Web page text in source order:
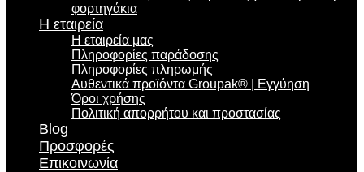
φορτηγάκια
Η εταιρεία
Η εταιρεία μας
Πληροφορίες παράδοσης
Πληροφορίες πληρωμής
Αυθεντικά προϊόντα Groupak® | Εγγύηση
Όροι χρήσης
Πολιτική απορρήτου και προστασίας
Blog
Προσφορές
Επικοινωνία